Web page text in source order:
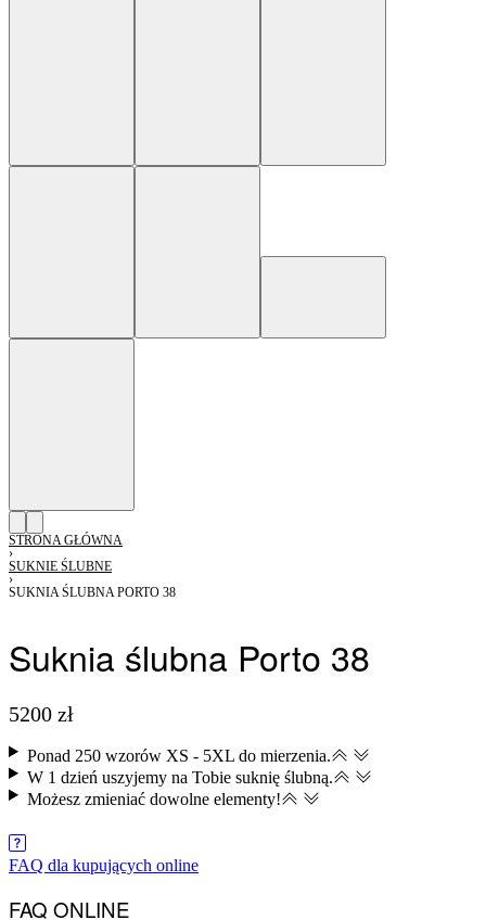
STRONA GŁÓWNA
›
SUKNIE ŚLUBNE
›
SUKNIA ŚLUBNA PORTO 38
Suknia ślubna Porto 38
5200 zł
Ponad 250 wzorów XS - 5XL do mierzenia.
W 1 dzień uszyjemy na Tobie suknię ślubną.
Możesz zmieniać dowolne elementy​!
FAQ dla kupujących online
FAQ ONLINE